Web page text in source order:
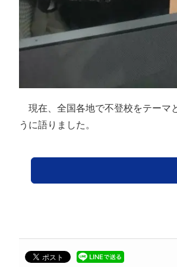
現在、全国各地で不登校をテーマ
うに語りました。